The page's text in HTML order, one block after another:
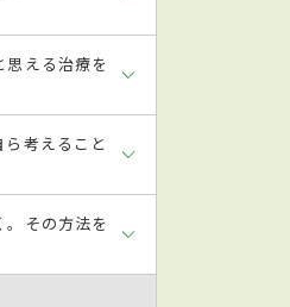
思える治療を
考えること
。その方法を